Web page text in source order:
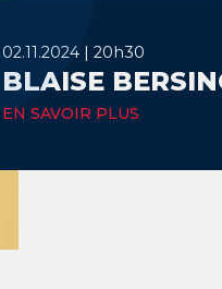
02.11.2024 | 20h30
BLAISE
EN SAVOIR PLUS